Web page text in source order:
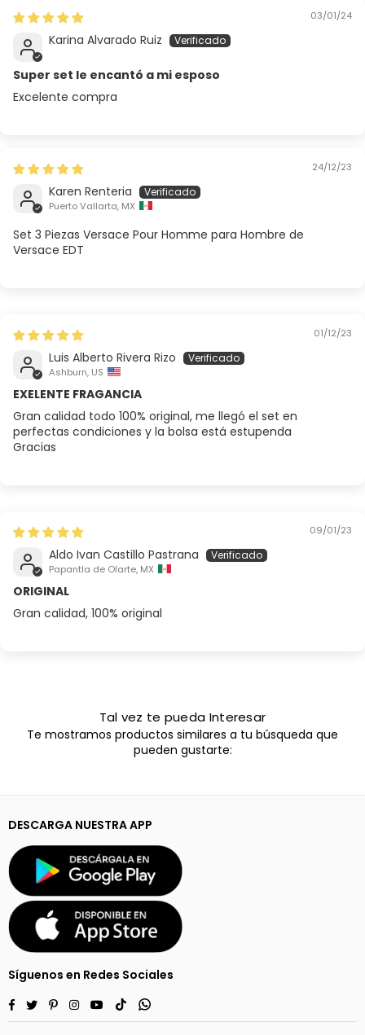
03/01/24
Karina Alvarado Ruiz
Super set le encantó a mi esposo
Excelente compra
24/12/23
Karen Renteria
Puerto Vallarta, MX
Set 3 Piezas Versace Pour Homme para Hombre de
Versace EDT
01/12/23
Luis Alberto Rivera Rizo
Ashburn, US
EXELENTE FRAGANCIA
Gran calidad todo 100% original, me llegó el set en
perfectas condiciones y la bolsa está estupenda
Gracias
09/01/23
Aldo Ivan Castillo Pastrana
Papantla de Olarte, MX
ORIGINAL
Gran calidad, 100% original
Tal vez te pueda Interesar
Te mostramos productos similares a tu búsqueda que
pueden gustarte:
DESCARGA NUESTRA APP
Síguenos en Redes Sociales
Facebook
TwitterPinterestInstagramYouTube
TikTokWhatsapp